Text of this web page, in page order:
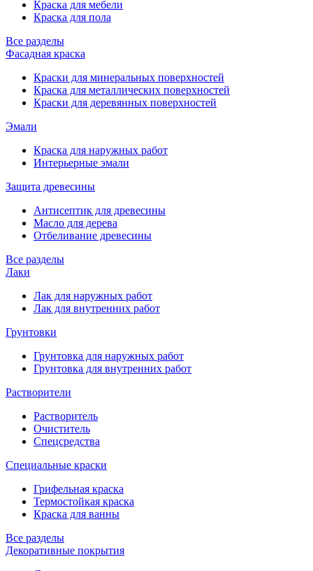
Краска для мебели
Краска для пола
Все разделы
Фасадная краска
Краски для минеральных поверхностей
Краска для металлических поверхностей
Краски для деревянных поверхностей
Эмали
Краска для наружных работ
Интерьерные эмали
Защита древесины
Антисептик для древесины
Масло для дерева
Отбеливание древесины
Все разделы
Лаки
Лак для наружных работ
Лак для внутренних работ
Грунтовки
Грунтовка для наружных работ
Грунтовка для внутренних работ
Растворители
Растворитель
Очиститель
Спецсредства
Специальные краски
Грифельная краска
Термостойкая краска
Краска для ванны
Все разделы
Декоративные покрытия